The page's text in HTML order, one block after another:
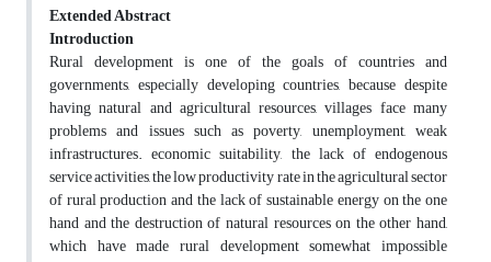
Extended Abstract
Introduction
Rural development is one of the goals of countries and
governments, especially developing countries, because despite
having natural and agricultural resources, villages face many
problems and issues such as poverty, unemployment, weak
infrastructures. economic suitability, the lack of endogenous
service activities, the low productivity rate in the agricultural sector
of rural production and the lack of sustainable energy on the one
hand and the destruction of natural resources on the other hand,
which have made rural development somewhat impossible